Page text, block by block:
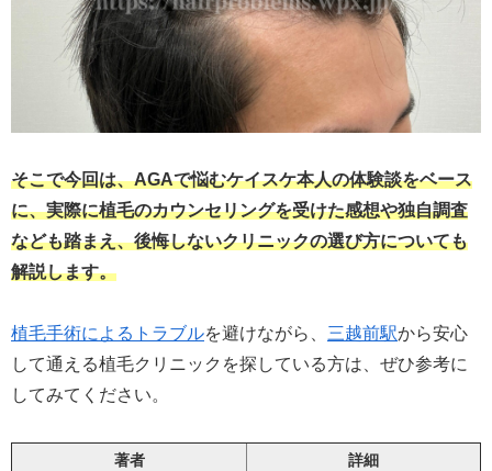
そこで今回は、AGAで悩むケイスケ本人の体験談をベース
に、実際に植毛のカウンセリングを受けた感想や独自調査
なども踏まえ、後悔しないクリニックの選び方についても
解説します。
植毛手術によるトラブルを避けながら、 三越前駅から安心
して通える植毛クリニックを探している方は、ぜひ参考に
してみてください。
著者 詳細